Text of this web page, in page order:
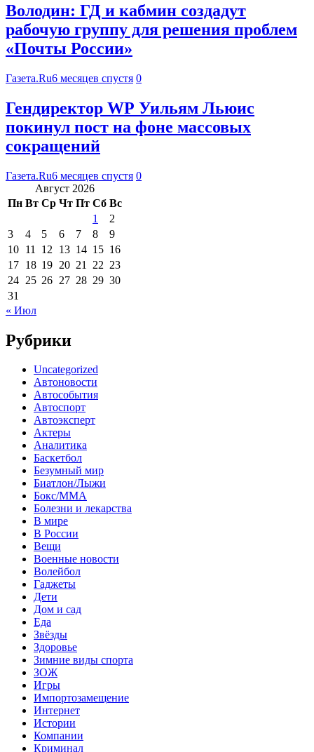
Володин: ГД и кабмин создадут
рабочую группу для решения проблем
«Почты России»
Газета.Ru6 месяцев спустя 0
Гендиректор WP Уильям Льюис
покинул пост на фоне массовых
сокращений
Газета.Ru6 месяцев спустя 0
Август 2026
Пн Вт Ср Чт Пт Сб Вс
1
2
3
4 5 6 7 8
9
10 11 12 13 14 15 16
17 18 19 20 21 22 23
24 25 26 27 28 29 30
31
« Июл
Рубрики
Uncategorized
Автоновости
Автособытия
Автоспорт
Автоэксперт
Актеры
Аналитика
Баскетбол
Безумный мир
Биатлон/Лыжи
Бокс/MMA
Болезни и лекарства
В мире
В России
Вещи
Военные новости
Волейбол
Гаджеты
Дети
Дом и сад
Еда
Звёзды
Здоровье
Зимние виды спорта
ЗОЖ
Игры
Импортозамещение
Интернет
Истории
Компании
Криминал